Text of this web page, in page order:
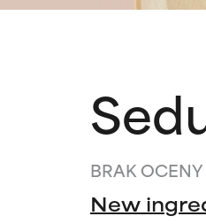
BRAK OCENY
New